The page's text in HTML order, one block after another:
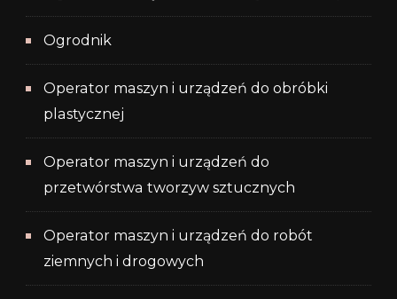
Ogrodnik
Operator maszyn i urządzeń do obróbki
plastycznej
Operator maszyn i urządzeń do
przetwórstwa tworzyw sztucznych
Operator maszyn i urządzeń do robót
ziemnych i drogowych